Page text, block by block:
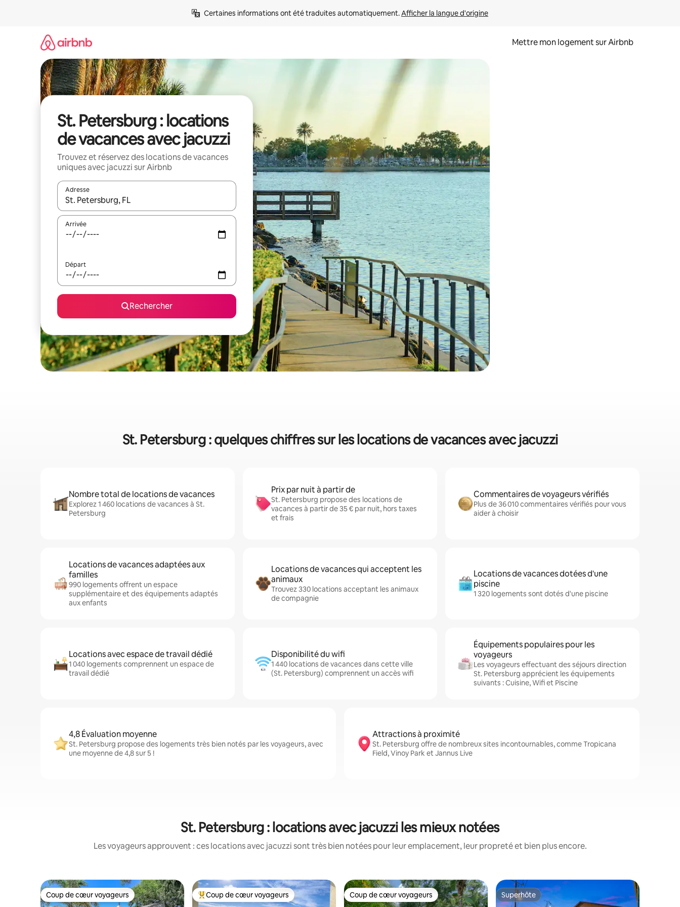
Certaines informations ont été traduites automatiquement. Afficher la langue d'origine
Mettre mon logement sur Airbnb
St. Petersburg : locations
de vacances avec jacuzzi
Trouvez et réservez des locations de vacances
uniques avec jacuzzi sur Airbnb
Adresse
Lorsque les résultats s'affichent, utilisez les flèches vers le haut et vers le bas pour les parcourir ou en appuyant et en faisant glisser.
Arrivée
Départ
Rechercher
St. Petersburg : quelques chiffres sur les locations de vacances avec jacuzzi
Nombre total de locations de vacances
Explorez 1 460 locations de vacances à St.
Petersburg
Prix par nuit à partir de
St. Petersburg propose des locations de
vacances à partir de 35 € par nuit, hors taxes
et frais
Commentaires de voyageurs vérifiés
Plus de 36 010 commentaires vérifiés pour vous
aider à choisir
Locations de vacances adaptées aux
familles
990 logements offrent un espace
supplémentaire et des équipements adaptés
aux enfants
Locations de vacances qui acceptent les
animaux
Trouvez 330 locations acceptant les animaux
de compagnie
Locations de vacances dotées d'une
piscine
1 320 logements sont dotés d'une piscine
Locations avec espace de travail dédié
1 040 logements comprennent un espace de
travail dédié
Disponibilité du wifi
1 440 locations de vacances dans cette ville
(St. Petersburg) comprennent un accès wifi
Équipements populaires pour les
voyageurs
Les voyageurs effectuant des séjours direction
St. Petersburg apprécient les équipements
suivants : Cuisine, Wifi et Piscine
4,8 Évaluation moyenne
St. Petersburg propose des logements très bien notés par les voyageurs, avec
une moyenne de 4,8 sur 5 !
Attractions à proximité
St. Petersburg offre de nombreux sites incontournables, comme Tropicana
Field, Vinoy Park et Jannus Live
St. Petersburg : locations avec jacuzzi les mieux notées
Les voyageurs approuvent : ces locations avec jacuzzi sont très bien notées pour leur emplacement, leur propreté et bien plus encore.
Coup de cœur voyageurs
Coup de cœur voyageurs Coups de cœur voyageurs les plus appréciés
Coup de cœur voyageurs Coup de cœur voyageurs
Coup de cœur voyageurs Superhôte
Superhôte